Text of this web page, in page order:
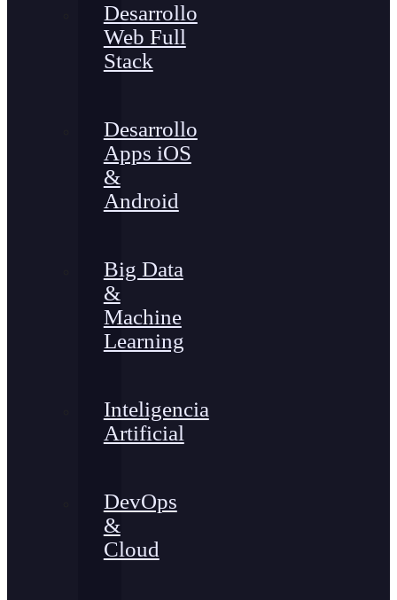
Desarrollo
Web Full
Stack
Desarrollo
Apps iOS
&
Android
Big Data
&
Machine
Learning
Inteligencia
Artificial
DevOps
&
Cloud